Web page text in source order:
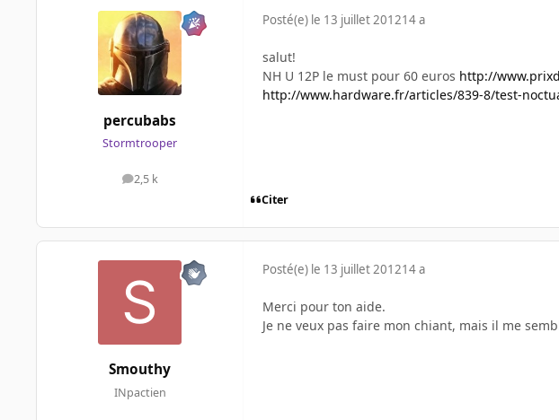
percubabs
Stormtrooper
2,5 k
messages
Posté(e) le 13 juillet 201214 a
salut!
NH U 12P le must pour 60 euros http://
http://www.hardware.fr/articles/839-8/test-
Citer
Smouthy
INpactien
Posté(e) le 13 juillet 201214 a
Merci pour ton aide.
Je ne veux pas faire mon chiant, mais il me